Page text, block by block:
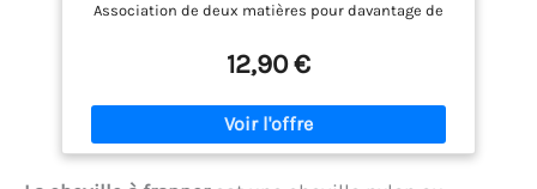
Association de deux matières pour davantage de
matériaux pleins (expansion) et de construction
creux et en panneaux (se déploie/noeud).
Installation facile : la collerette étroite empêche la
cheville de glisser dans le perçage. Excellent "feel-
good factor". On sent précisément quand la cheville
12,90 €